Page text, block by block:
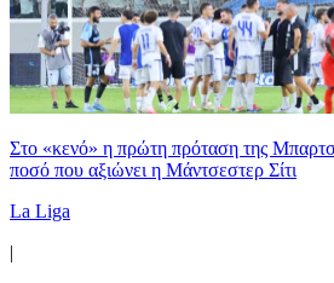
Στο «κενό» η πρώτη πρόταση της
ποσό που αξιώνει η Μάντσεστερ Σίτι
La Liga
|